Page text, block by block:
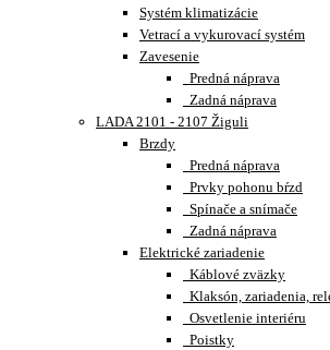
Systém klimatizácie
Vetrací a vykurovací systém
Zavesenie
Predná náprava
Zadná náprava
LADA 2101 - 2107 Žiguli
Brzdy
Predná náprava
Prvky pohonu bŕzd
Spínače a snímače
Zadná náprava
Elektrické zariadenie
Káblové zväzky
Klaksón, zariadenia,
Osvetlenie interiéru
Poistky